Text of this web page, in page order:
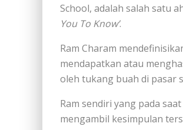
School, adalah salah satu
You To Know’.
Ram Charam
mendapatkan atau
oleh tukang buah di pasar
Ram sendiri yang pada
mengambil kesimpulan